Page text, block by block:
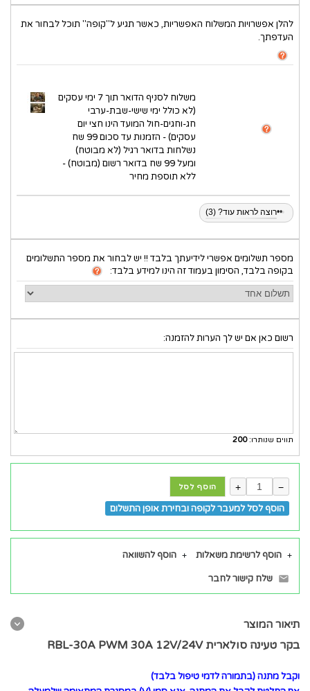
להלן אפשרויות המשלוח האפשריות, כאשר תגיע ל"קופה" תוכל לבחור את
העדפתך.
משלוח לסניף הדואר תוך 7 ימי עסקים
(לא כולל ימי שישי-שבת-ערבי
חג-וחגים-חול המועד הינו חצי יום
עסקים) - הזמנות עד סכום 99 שח
נשלחות בדואר רגיל (לא מבוטח)
ומעל 99 שח בדואר רשום (מבוטח) -
ללא תוספת מחיר
••• רוצה לראות עוד? (3)
מספר תשלומים אפשרי לידיעתך בלבד !! יש לבחור את מספר התשלומים
בקופה בלבד, הסימון בעמוד זה הינו למידע בלבד:
רשום כאן אם יש לך הערות להזמנה:
תווים שנותרו:200
−
+ הוסף לסל
הוסף לסל למעבר לקופה ובחירת אופן התשלום
הוסף לרשימת משאלות הוסף להשוואה
שלח קישור לחבר
תיאור המוצר
בקר טעינה סולאריתRBL-30A PWM 30A 12V/24V
וקבל מתנה (בתמורה לדמי טיפול בלבד)